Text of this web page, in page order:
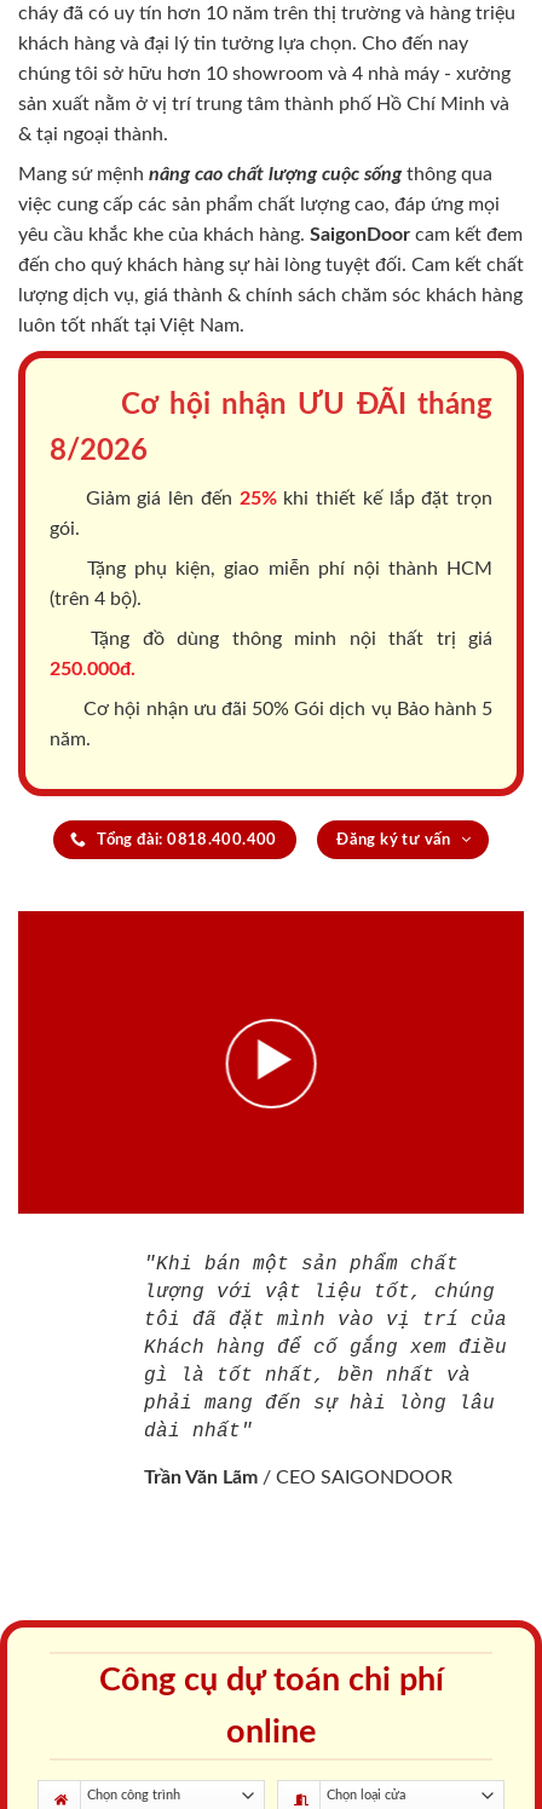
cháy đã có uy tín hơn 10 năm trên thị trường và hàng triệu
khách hàng và đại lý tin tưởng lựa chọn. Cho đến nay
chúng tôi sở hữu hơn 10 showroom và 4 nhà máy - xưởng
sản xuất nằm ở vị trí trung tâm thành phố Hồ Chí Minh và
& tại ngoại thành.
Mang sứ mệnh nâng cao chất lượng cuộc sốngthông qua
việc cung cấp các sản phẩm chất lượng cao, đáp ứng mọi
yêu cầu khắc khe của khách hàng. SaigonDoor cam kết đem
đến cho quý khách hàng sự hài lòng tuyệt đối. Cam kết chất
lượng dịch vụ, giá thành & chính sách chăm sóc khách hàng
luôn tốt nhất tại Việt Nam.
Cơ hội nhận ƯU ĐÃI tháng
8/2026
Giảm giá lên đến 25%khi thiết kế lắp đặt trọn
gói.
Tặng phụ kiện, giao miễn phí nội thành HCM
(trên 4 bộ).
Tặng đồ dùng thông minh nội thất trị giá
250.000đ.
Cơ hội nhận ưu đãi 50% Gói dịch vụ Bảo hành 5
năm.
Tổng đài: 0818.400.400 Đăng ký tư vấn
"Khi bán một sản phẩm chất
lượng với vật liệu tốt, chúng
tôi đã đặt mình vào vị trí của
Khách hàng để cố gắng xem điều
gì là tốt nhất, bền nhất và
phải mang đến sự hài lòng lâu
dài nhất"
Trần Văn Lãm / CEO SAIGONDOOR
Công cụ dự toán chi phí
online